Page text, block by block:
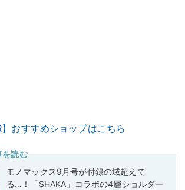
】おすすめショップはこちら
を読む
モノマックス9月号が付録の域超えて
る…！「SHAKA」コラボの4層ショルダー